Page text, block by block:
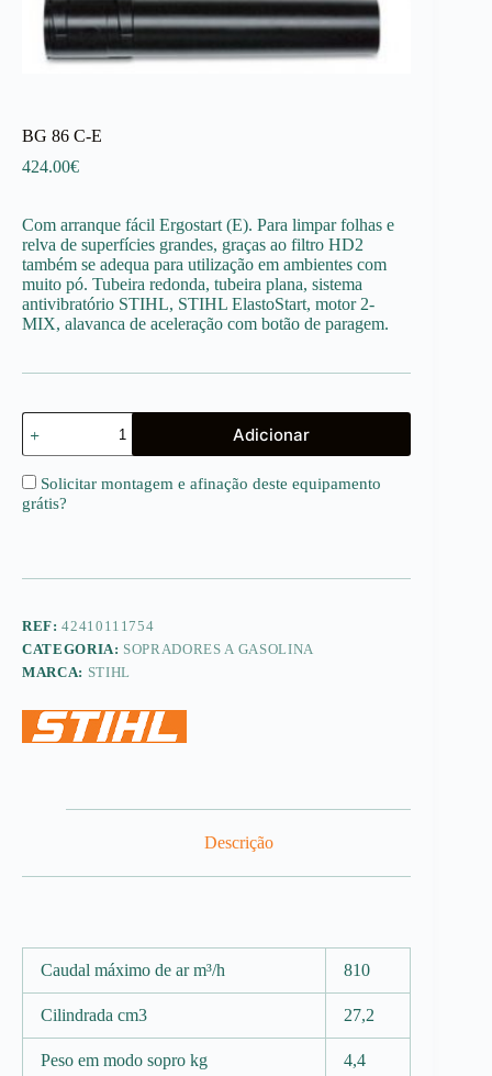
BG 86 C-E
424.00€
Com arranque fácil Ergostart (E). Para limpar folhas e
relva de superfícies grandes, graças ao filtro HD2
também se adequa para utilização em ambientes com
muito pó. Tubeira redonda, tubeira plana, sistema
antivibratório STIHL, STIHL ElastoStart, motor 2-
MIX, alavanca de aceleração com botão de paragem.
Quantidade
de
BG
86
C-
E
Adicionar
Solicitar montagem e afinação deste equipamento
grátis?
REF:42410111754
CATEGORIA: SOPRADORES A GASOLINA
MARCA: STIHL
Descrição
Caudal máximo de ar m³/h 810
Cilindrada cm3 27,2
Peso em modo sopro kg 4,4